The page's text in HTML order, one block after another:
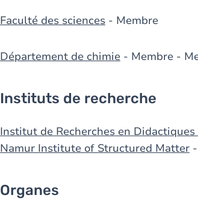
Faculté des sciences - Membre
Département de chimie - Membre -
Instituts de recherche
Institut de Recherches en
Namur Institute of Structured Matter
Organes